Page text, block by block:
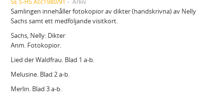
Samlingen innehåller fotokopior av dikter (handskrivna) av Nelly
Sachs samt ett medföljande visitkort.
Sachs, Nelly: Dikter
Anm. Fotokopior.
Lied der Waldfrau. Blad 1 a-b.
Melusine. Blad 2 a-b.
Merlin. Blad 3 a-b.